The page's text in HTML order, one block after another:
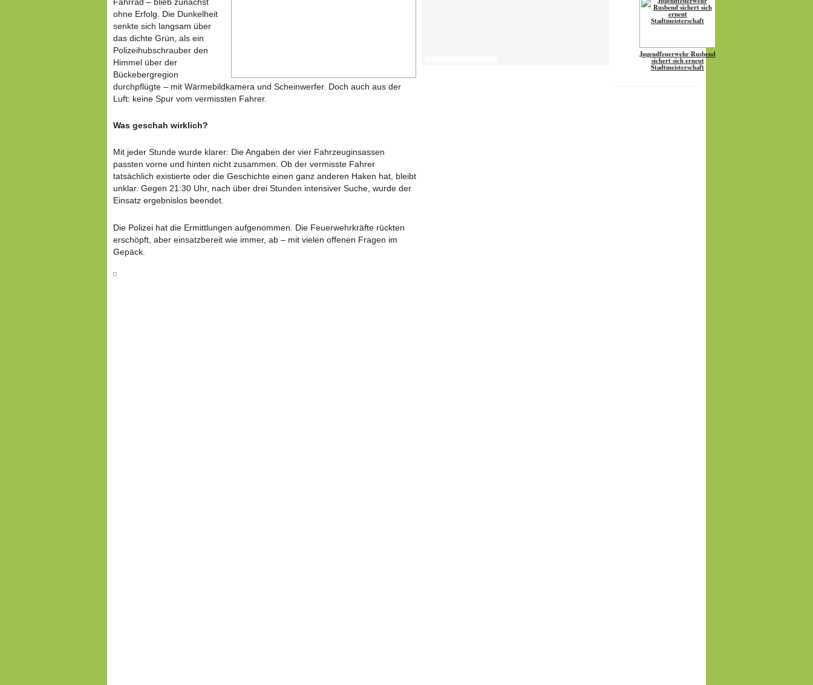
ohne Erfolg. Die Dunkelheit
senkte sich langsam über
das dichte Grün, als ein
Polizeihubschrauber den
Himmel über der
Bückebergregion
durchpflügte – mit Wärmebildkamera und Scheinwerfer. Doch auch aus der
Luft: keine Spur vom vermissten Fahrer.
Was geschah wirklich?
Mit jeder Stunde wurde klarer: Die Angaben der vier Fahrzeuginsassen
passten vorne und hinten nicht zusammen. Ob der vermisste Fahrer
tatsächlich existierte oder die Geschichte einen ganz anderen Haken hat, bleibt
unklar. Gegen 21:30 Uhr, nach über drei Stunden intensiver Suche, wurde der
Einsatz ergebnislos beendet.
Die Polizei hat die Ermittlungen aufgenommen. Die Feuerwehrkräfte rückten
erschöpft, aber einsatzbereit wie immer, ab – mit vielen offenen Fragen im
Gepäck.
Jugendfeuerwehr Rusbend
sichert sich erneut
Stadtmeisterschaft